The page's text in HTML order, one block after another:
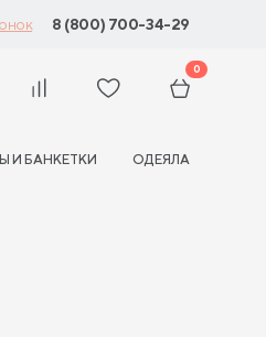
8 (800) 700-34-29
0
И БАНКЕТКИ ОДЕЯЛА